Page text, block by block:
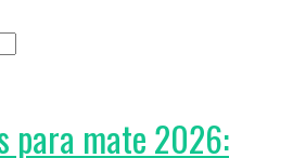
para mate 2026: